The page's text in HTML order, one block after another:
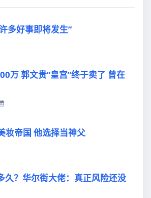
多好事即将发生”
万 郭文贵“皇宫”终于卖了 曾在
妆帝国 他选择当神父
久？华尔街大佬：真正风险还没